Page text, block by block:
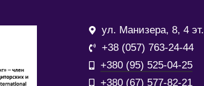
ул. Манизера, 8, 4 эт.
+38 (057) 763-24-44
+380 (95) 525-04-25
+380 (67) 577-82-21